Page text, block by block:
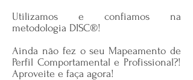
Utilizamos e confiamos na
metodologia DISC®!
Ainda não fez o seu Mapeamento de
Perfil Comportamental e Profissional?!
Aproveite e faça agora!